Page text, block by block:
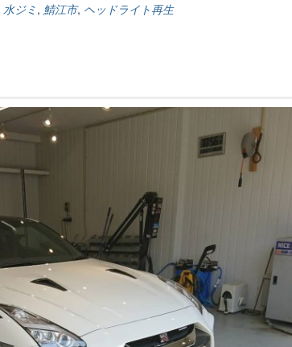
水ジミ, 鯖江市, ヘッドライト再生